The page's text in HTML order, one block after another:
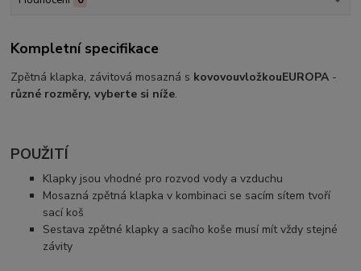
Kompletní specifikace
Zpětná klapka, závitová mosazná s kovovouvložkouEUROPA -
různé rozměry, vyberte si níže.
POUŽITÍ
Klapky jsou vhodné pro rozvod vody a vzduchu
Mosazná zpětná klapka v kombinaci se sacím sítem tvoří
sací koš
Sestava zpětné klapky a sacího koše musí mít vždy stejné
závity